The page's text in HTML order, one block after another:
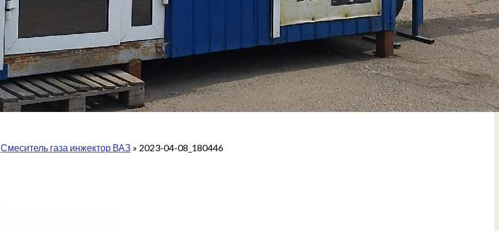
Смеситель газа инжектор ВАЗ » 2023-04-08_180446